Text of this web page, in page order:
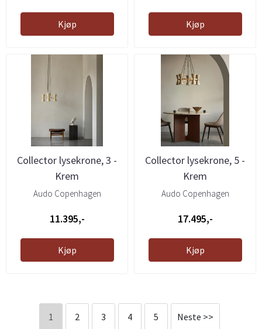
Kjøp Kjøp
Collector lysekrone, 3 -
Krem
Audo Copenhagen
11.395,-
Kjøp
Collector lysekrone, 5 -
Krem
Audo Copenhagen
17.495,-
Kjøp
1 2 3 4 5 Neste >>